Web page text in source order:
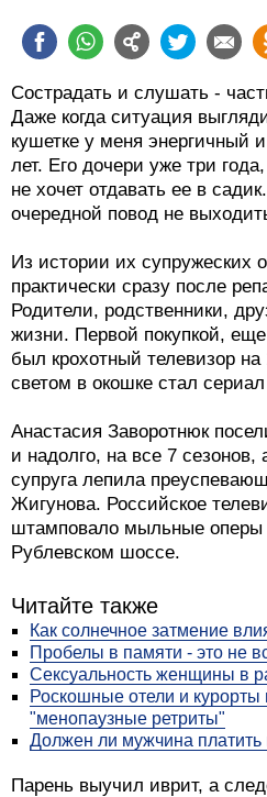
Сострадать и слушать -
Даже когда ситуация
кушетке у меня энергичный
лет. Его дочери уже три
не хочет отдавать ее в
очередной повод не
Из истории их супружеских
практически сразу после
Родители, родственники,
жизни. Первой покупкой,
был крохотный телевизор
светом в окошке стал
Анастасия Заворотнюк
и надолго, на все 7 сезонов,
супруга лепила
Жигунова. Российское
штамповало мыльные оперы
Рублевском шоссе.
Читайте также
Как солнечное затмение
Пробелы в памяти - это не
Сексуальность женщины в
Роскошные отели и курорты
"менопаузные ретриты"
Должен ли мужчина
Парень выучил иврит, а